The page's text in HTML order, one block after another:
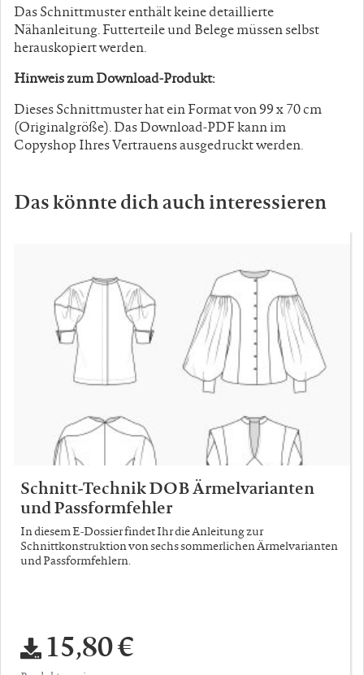
Das Schnittmuster enthält keine detaillierte
Nähanleitung. Futterteile und Belege müssen selbst
herauskopiert werden.
Hinweis zum Download-Produkt:
Dieses Schnittmuster hat ein Format von 99 x 70 cm
(Originalgröße). Das Download-PDF kann im
Copyshop Ihres Vertrauens ausgedruckt werden.
Das könnte dich auch interessieren
Schnitt-Technik DOB Ärmelvarianten
und Passformfehler
In diesem E-Dossier findet Ihr die Anleitung zur
Schnittkonstruktion von sechs sommerlichen Ärmelvarianten
und Passformfehlern.
15,80 €